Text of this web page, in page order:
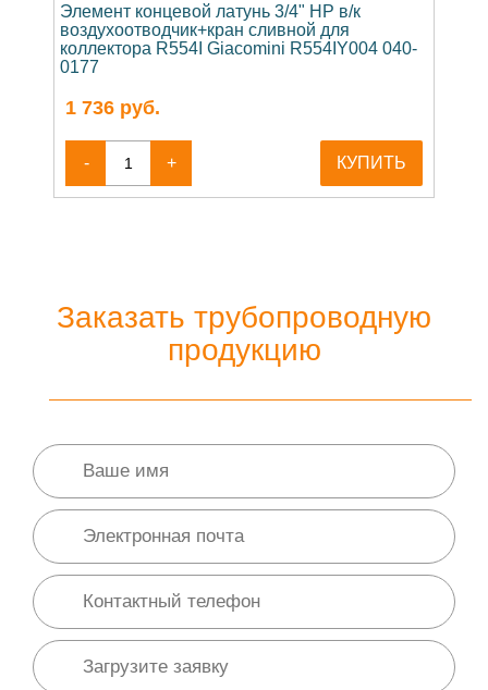
Элемент концевой латунь 3/4" НР в/к
воздухоотводчик+кран сливной для
коллектора R554I Giacomini R554IY004 040-
0177
1 736 руб.
- + КУПИТЬ
Заказать трубопроводную
продукцию